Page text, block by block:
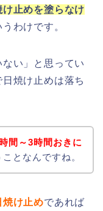
止めを塗らなけ
うわけです。
い」と思ってい
焼け止めは落ち
間～3時間おきに
となんですね。
け止めであれば